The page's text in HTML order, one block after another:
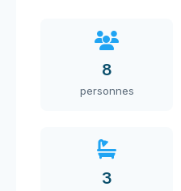
8
personnes
3